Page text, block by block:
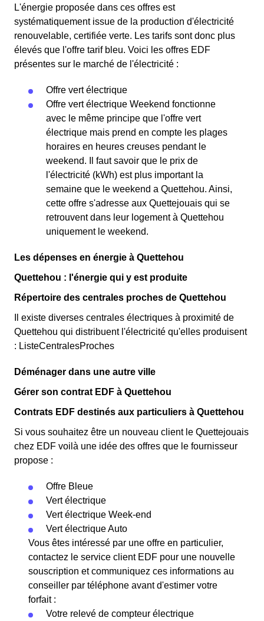
L'énergie proposée dans ces offres est
systématiquement issue de la production d'électricité
renouvelable, certifiée verte. Les tarifs sont donc plus
élevés que l'offre tarif bleu. Voici les offres EDF
présentes sur le marché de l'électricité :
Offre vert électrique
Offre vert électrique Weekend fonctionne
avec le même principe que l'offre vert
électrique mais prend en compte les plages
horaires en heures creuses pendant le
weekend. Il faut savoir que le prix de
l'électricité (kWh) est plus important la
semaine que le weekend a Quettehou. Ainsi,
cette offre s'adresse aux Quettejouais qui se
retrouvent dans leur logement à Quettehou
uniquement le weekend.
Les dépenses en énergie à Quettehou
Quettehou : l'énergie qui y est produite
Répertoire des centrales proches de Quettehou
Il existe diverses centrales électriques à proximité de
Quettehou qui distribuent l'électricité qu'elles produisent
: ListeCentralesProches
Déménager dans une autre ville
Gérer son contrat EDF à Quettehou
Contrats EDF destinés aux particuliers à Quettehou
Si vous souhaitez être un nouveau client le Quettejouais
chez EDF voilà une idée des offres que le fournisseur
propose :
Offre Bleue
Vert électrique
Vert électrique Week-end
Vert électrique Auto
Vous êtes intéressé par une offre en particulier,
contactez le service client EDF pour une nouvelle
souscription et communiquez ces informations au
conseiller par téléphone avant d'estimer votre
forfait :
Votre relevé de compteur électrique